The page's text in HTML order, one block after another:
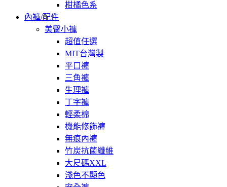
柑橘色系
內褲/配件
美臀小褲
超值任選
MIT台灣製
平口褲
三角褲
生理褲
丁字褲
輕柔棉
機能修飾褲
無痕內褲
竹炭抗菌纖維
大尺碼XXL
淺色不顯色